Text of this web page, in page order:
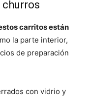
churros
carritos están
la parte interior,
de preparación
con vidrio y